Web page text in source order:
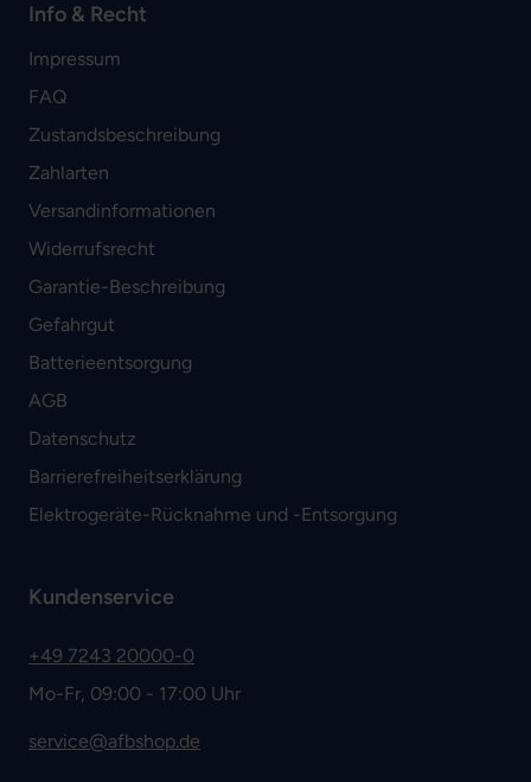
Info & Recht
Impressum
FAQ
Zustandsbeschreibung
Zahlarten
Versandinformationen
Widerrufsrecht
Garantie-Beschreibung
Gefahrgut
Batterieentsorgung
AGB
Datenschutz
Barrierefreiheitserklärung
Elektrogeräte-Rücknahme und -Entsorgung
Kundenservice
+49 7243 20000-0
Mo-Fr, 09:00 - 17:00 Uhr
service@afbshop.de